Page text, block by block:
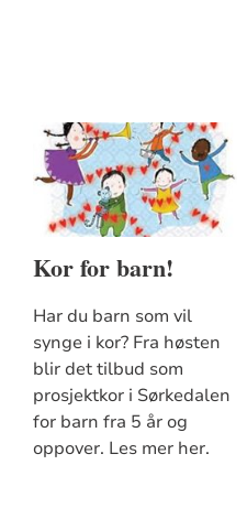
Kor for barn!
Har du barn som vil
synge i kor? Fra høsten
blir det tilbud som
prosjektkor i Sørkedalen
for barn fra 5 år og
oppover. Les mer her.